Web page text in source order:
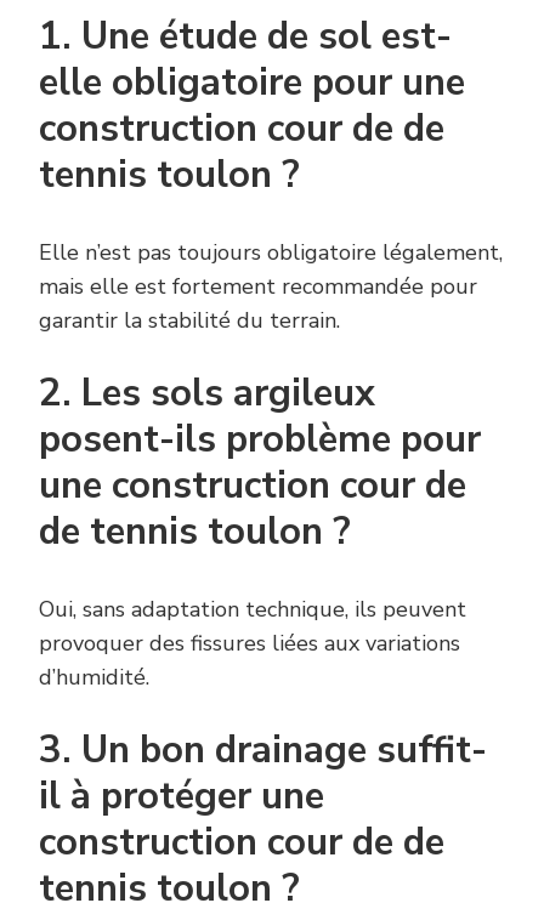
1. Une étude de sol est-
elle obligatoire pour une
construction cour de de
tennis toulon ?
Elle n’est pas toujours obligatoire légalement,
mais elle est fortement recommandée pour
garantir la stabilité du terrain.
2. Les sols argileux
posent-ils problème pour
une construction cour de
de tennis toulon ?
Oui, sans adaptation technique, ils peuvent
provoquer des fissures liées aux variations
d’humidité.
3. Un bon drainage suffit-
il à protéger une
construction cour de de
tennis toulon ?